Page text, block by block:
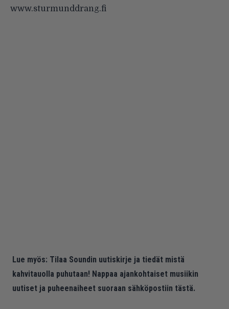
www.sturmunddrang.fi
Lue myös: Tilaa Soundin uutiskirje ja tiedät mistä
kahvitauolla puhutaan! Nappaa ajankohtaiset musiikin
uutiset ja puheenaiheet suoraan sähköpostiin tästä.